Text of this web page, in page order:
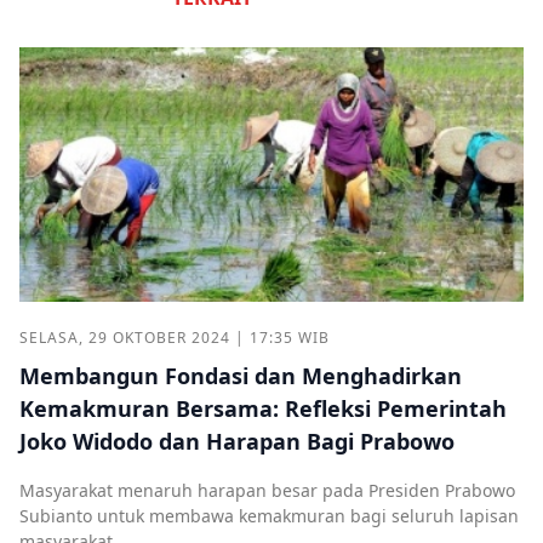
SELASA, 29 OKTOBER 2024 | 17:35 WIB
Membangun Fondasi dan Menghadirkan
Kemakmuran Bersama: Refleksi Pemerintah
Joko Widodo dan Harapan Bagi Prabowo
Masyarakat menaruh harapan besar pada Presiden Prabowo
Subianto untuk membawa kemakmuran bagi seluruh lapisan